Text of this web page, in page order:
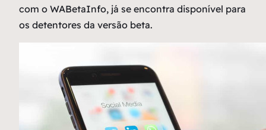
com o WABetaInfo, já se encontra disponível para
os detentores da versão beta.